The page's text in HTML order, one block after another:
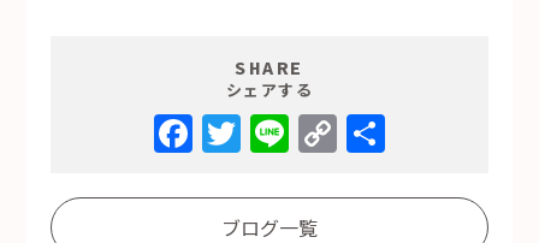
SHARE
シェアする
Facebook
Twitter
LineCopy
Link
ブログ一覧